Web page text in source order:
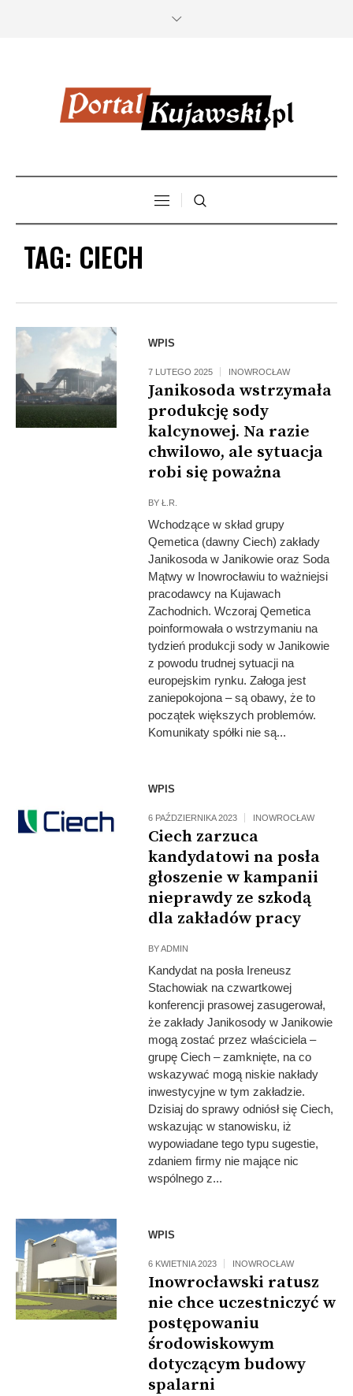
TAG: CIECH
Fot: CC0 by
WPIS
7 LUTEGO 2025 INOWROCŁAW
Janikosoda wstrzymała
produkcję sody
kalcynowej. Na razie
chwilowo, ale sytuacja
robi się poważna
BYŁ.R.
Wchodzące w skład grupy
Qemetica (dawny Ciech) zakłady
Janikosoda w Janikowie oraz Soda
Mątwy w Inowrocławiu to ważniejsi
pracodawcy na Kujawach
Zachodnich. Wczoraj Qemetica
poinformowała o wstrzymaniu na
tydzień produkcji sody w Janikowie
z powodu trudnej sytuacji na
europejskim rynku. Załoga jest
zaniepokojona – są obawy, że to
początek większych problemów.
Komunikaty spółki nie są...
WPIS
6 PAŹDZIERNIKA 2023 INOWROCŁAW
Ciech zarzuca
kandydatowi na posła
głoszenie w kampanii
nieprawdy ze szkodą
dla zakładów pracy
BYADMIN
Kandydat na posła Ireneusz
Stachowiak na czwartkowej
konferencji prasowej zasugerował,
że zakłady Janikosody w Janikowie
mogą zostać przez właściciela –
grupę Ciech – zamknięte, na co
wskazywać mogą niskie nakłady
inwestycyjne w tym zakładzie.
Dzisiaj do sprawy odniósł się Ciech,
wskazując w stanowisku, iż
wypowiadane tego typu sugestie,
zdaniem firmy nie mające nic
wspólnego z...
WPIS
6 KWIETNIA 2023 INOWROCŁAW
Inowrocławski ratusz
nie chce uczestniczyć w
postępowaniu
środowiskowym
dotyczącym budowy
spalarni